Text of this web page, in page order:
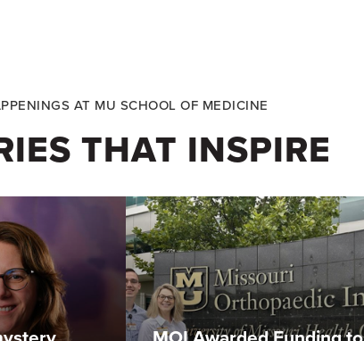
AT MU SCHOOL OF MEDICINE
THAT INSPIRE